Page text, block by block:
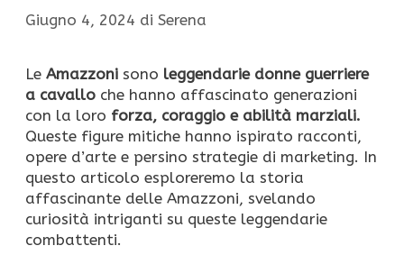
Giugno 4, 2024 di Serena
Le Amazzoni sono leggendarie donne guerriere
a cavallo che hanno affascinato generazioni
con la loro forza, coraggio e abilità marziali.
Queste figure mitiche hanno ispirato racconti,
opere d’arte e persino strategie di marketing. In
questo articolo esploreremo la storia
affascinante delle Amazzoni, svelando
curiosità intriganti su queste leggendarie
combattenti.